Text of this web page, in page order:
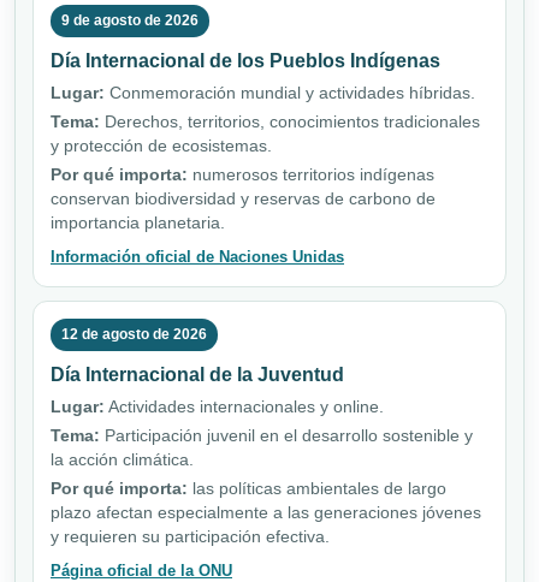
9 de agosto de 2026
Día Internacional de los Pueblos Indígenas
Lugar: Conmemoración mundial y actividades híbridas.
Tema: Derechos, territorios, conocimientos tradicionales
y protección de ecosistemas.
Por qué importa: numerosos territorios indígenas
conservan biodiversidad y reservas de carbono de
importancia planetaria.
Información oficial de Naciones Unidas
12 de agosto de 2026
Día Internacional de la Juventud
Lugar: Actividades internacionales y online.
Tema: Participación juvenil en el desarrollo sostenible y
la acción climática.
Por qué importa: las políticas ambientales de largo
plazo afectan especialmente a las generaciones jóvenes
y requieren su participación efectiva.
Página oficial de la ONU